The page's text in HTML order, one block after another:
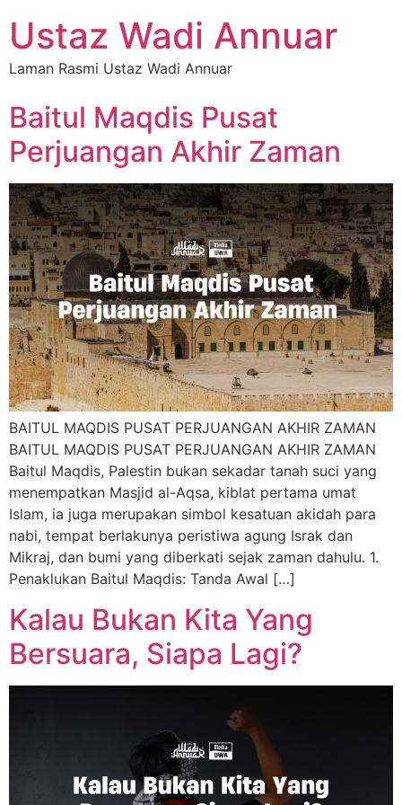
Ustaz Wadi Annuar
Laman Rasmi Ustaz Wadi Annuar
Baitul Maqdis Pusat
Perjuangan Akhir Zaman
BAITUL MAQDIS PUSAT PERJUANGAN AKHIR ZAMAN
BAITUL MAQDIS PUSAT PERJUANGAN AKHIR ZAMAN
Baitul Maqdis, Palestin bukan sekadar tanah suci yang
menempatkan Masjid al-Aqsa, kiblat pertama umat
Islam, ia juga merupakan simbol kesatuan akidah para
nabi, tempat berlakunya peristiwa agung Israk dan
Mikraj, dan bumi yang diberkati sejak zaman dahulu. 1.
Penaklukan Baitul Maqdis: Tanda Awal […]
Kalau Bukan Kita Yang
Bersuara, Siapa Lagi?